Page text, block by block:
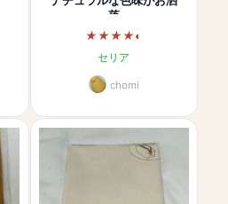
落
セリア
chomi